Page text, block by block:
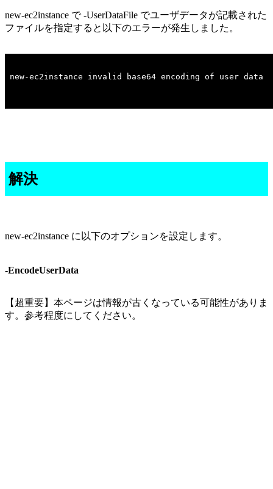
new-ec2instance で -UserDataFile でユーザデータが記載された
ファイルを指定すると以下のエラーが発生しました。
解決
new-ec2instance に以下のオプションを設定します。
-EncodeUserData
【超重要】本ページは情報が古くなっている可能性がありま
す。参考程度にしてください。